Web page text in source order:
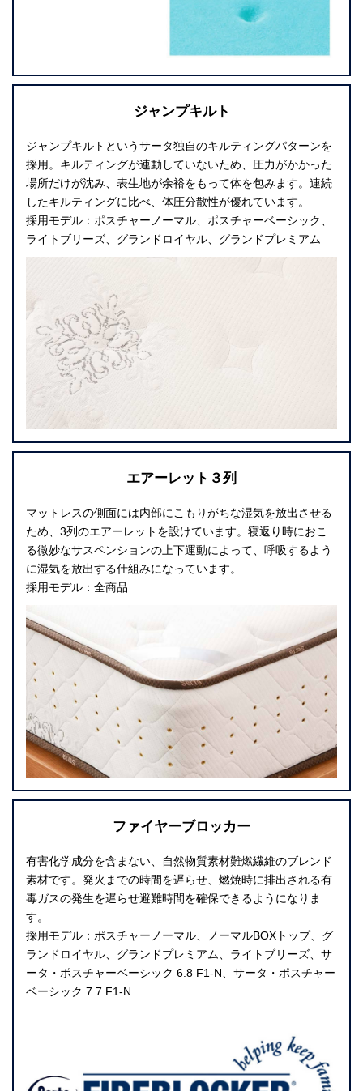
ジャンプキルト
ジャンプキルトというサータ独自のキルティングパターンを
採用。キルティングが連動していないため、圧力がかかった
場所だけが沈み、表生地が余裕をもって体を包みます。連続
したキルティングに比べ、体圧分散性が優れています。
採用モデル：ポスチャーノーマル、ポスチャーベーシック、
ライトブリーズ、グランドロイヤル、グランドプレミアム
エアーレット３列
マットレスの側面には内部にこもりがちな湿気を放出させる
ため、3列のエアーレットを設けています。寝返り時におこ
る微妙なサスペンションの上下運動によって、呼吸するよう
に湿気を放出する仕組みになっています。
採用モデル：全商品
ファイヤーブロッカー
有害化学成分を含まない、自然物質素材難燃繊維のブレンド
素材です。発火までの時間を遅らせ、燃焼時に排出される有
毒ガスの発生を遅らせ避難時間を確保できるようになりま
す。
採用モデル：ポスチャーノーマル、ノーマルBOXトップ、グ
ランドロイヤル、グランドプレミアム、ライトブリーズ、サ
ータ・ポスチャーベーシック 6.8 F1-N、サータ・ポスチャー
ベーシック 7.7 F1-N